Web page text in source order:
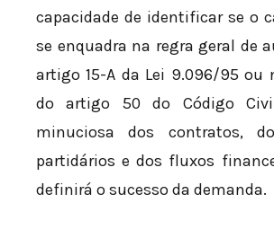
capacidade de identificar se o
se enquadra na regra geral de
artigo 15-A da Lei 9.096/95 ou
do artigo 50 do Código
minuciosa dos contratos,
partidários e dos fluxos
definirá o sucesso da demanda.